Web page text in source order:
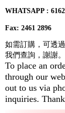
WHATSAPP :
Fax: 2461 2896
如需訂購，可透
我們查詢， 謝謝。
To place an
through our
out to us via
inquiries.